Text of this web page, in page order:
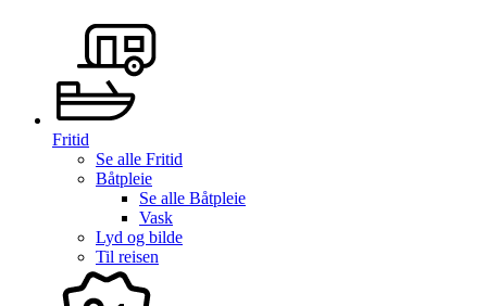
Fritid
Se alle Fritid
Båtpleie
Se alle Båtpleie
Vask
Lyd og bilde
Til reisen